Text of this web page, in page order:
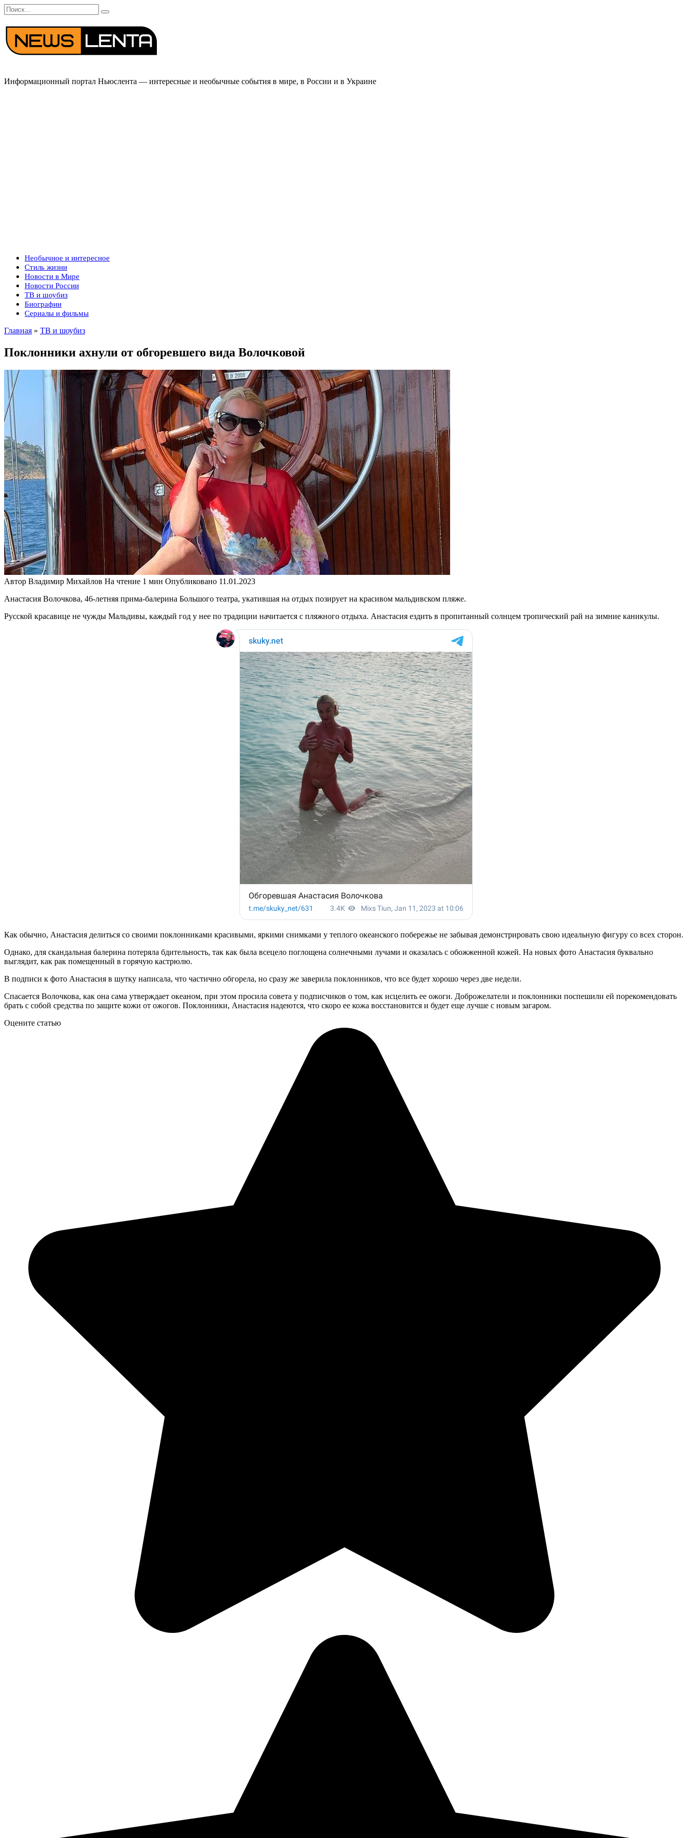
Перейти
к
содержанию
Search
for:
Информационный портал Ньюслента — интересные и необычные события в мире, в России и в Украине
Необычное и интересное
Стиль жизни
Новости в Мире
Новости России
ТВ и шоубиз
Биографии
Сериалы и фильмы
Главная » ТВ и шоубиз
Поклонники ахнули от обгоревшего вида Волочковой
Автор Владимир Михайлов На чтение 1 мин Опубликовано 11.01.2023
Анастасия Волочкова, 46-летняя прима-балерина Большого театра, укатившая на отдых позирует на красивом мальдивском пляже.
Русской красавице не чужды Мальдивы, каждый год у нее по традиции начитается с пляжного отдыха. Анастасия ездить в пропитанный солнцем тропический рай на зимние каникулы.
Как обычно, Анастасия делиться со своими поклонниками красивыми, яркими снимками у теплого океанского побережье не забывая демонстрировать свою идеальную фигуру со всех сторон.
Однако, для скандальная балерина потеряла бдительность, так как была всецело поглощена солнечными лучами и оказалась с обожженной кожей. На новых фото Анастасия буквально
выглядит, как рак помещенный в горячую кастрюлю.
В подписи к фото Анастасия в шутку написала, что частично обгорела, но сразу же заверила поклонников, что все будет хорошо через две недели.
Спасается Волочкова, как она сама утверждает океаном, при этом просила совета у подписчиков о том, как исцелить ее ожоги. Доброжелатели и поклонники поспешили ей порекомендовать
брать с собой средства по защите кожи от ожогов. Поклонники, Анастасия надеются, что скоро ее кожа восстановится и будет еще лучше с новым загаром.
Оцените статью